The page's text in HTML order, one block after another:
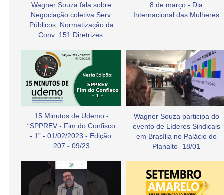
Wagner Souza fala sobre
Negociação coletiva Serv.
Públicos, Normatização da
Conv .151 Diretrizes.
8 de março - Dia
Internacional das Mulheres
15 Minutos de Udemo -
“SPPREV - Fim do Confisco
- 1” - 01/02/2023 - Edição:
207 - 09/23
Wagner Souza participa do
evento de Líderes Sindicais
em Brasília no Palácio do
Planalto- 18/01